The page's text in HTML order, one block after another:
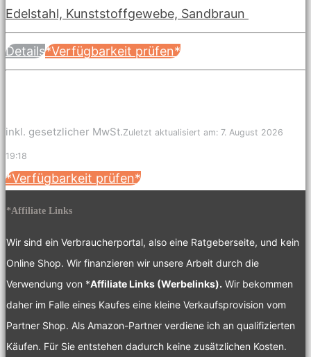
Edelstahl, Kunststoffgewebe, Sandbraun
Details*Verfügbarkeit prüfen*
inkl. gesetzlicher MwSt.Zuletzt aktualisiert am: 7. August 2026
19:18
*Verfügbarkeit prüfen*
*Affiliate Links
Wir sind ein Verbraucherportal, also eine Ratgeberseite, und kein
Online Shop. Wir finanzieren wir unsere Arbeit durch die
Verwendung von *Affiliate Links (Werbelinks). Wir bekommen
daher im Falle eines Kaufes eine kleine Verkaufsprovision vom
Partner Shop. Als Amazon-Partner verdiene ich an qualifizierten
Käufen. Für Sie entstehen dadurch keine zusätzlichen Kosten.